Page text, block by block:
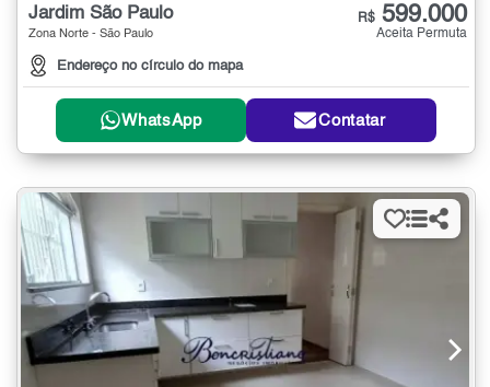
Jardim São Paulo
Zona Norte - São Paulo
Endereço no círculo do mapa
R$ 599.000
Aceita Permuta
WhatsApp Contatar